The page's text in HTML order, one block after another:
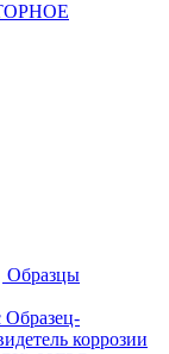
Образцы
Образец-
коррозии